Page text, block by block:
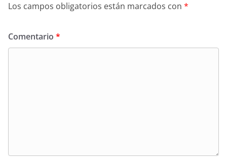
Los campos obligatorios están marcados con *
Comentario *